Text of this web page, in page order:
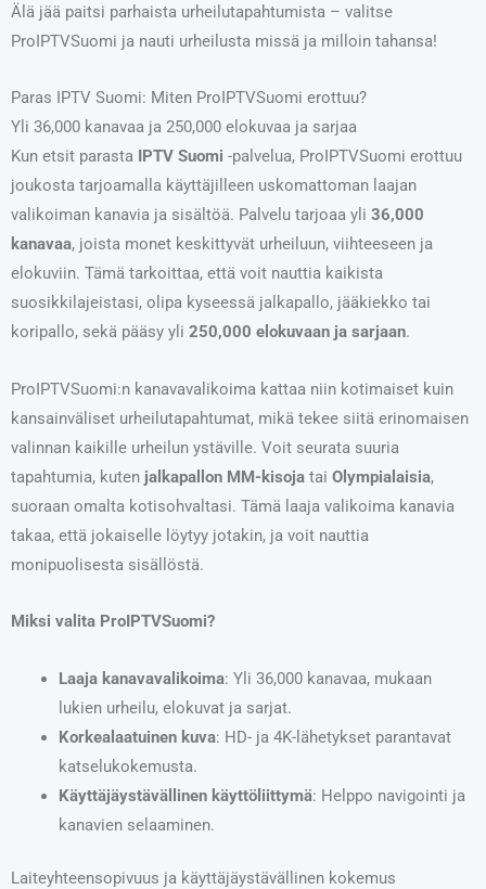
Älä jää paitsi parhaista urheilutapahtumista – valitse
ProIPTVSuomi ja nauti urheilusta missä ja milloin tahansa!
Paras IPTV Suomi: Miten ProIPTVSuomi erottuu?
Yli 36,000 kanavaa ja 250,000 elokuvaa ja sarjaa
Kun etsit parasta IPTV Suomi -palvelua, ProIPTVSuomi erottuu
joukosta tarjoamalla käyttäjilleen uskomattoman laajan
valikoiman kanavia ja sisältöä. Palvelu tarjoaa yli 36,000
kanavaa, joista monet keskittyvät urheiluun, viihteeseen ja
elokuviin. Tämä tarkoittaa, että voit nauttia kaikista
suosikkilajeistasi, olipa kyseessä jalkapallo, jääkiekko tai
koripallo, sekä pääsy yli 250,000 elokuvaan ja sarjaan.
ProIPTVSuomi:n kanavavalikoima kattaa niin kotimaiset kuin
kansainväliset urheilutapahtumat, mikä tekee siitä erinomaisen
valinnan kaikille urheilun ystäville. Voit seurata suuria
tapahtumia, kuten jalkapallon MM-kisoja tai Olympialaisia,
suoraan omalta kotisohvaltasi. Tämä laaja valikoima kanavia
takaa, että jokaiselle löytyy jotakin, ja voit nauttia
monipuolisesta sisällöstä.
Miksi valita ProIPTVSuomi?
Laaja kanavavalikoima: Yli 36,000 kanavaa, mukaan
lukien urheilu, elokuvat ja sarjat.
Korkealaatuinen kuva: HD- ja 4K-lähetykset parantavat
katselukokemusta.
Käyttäjäystävällinen käyttöliittymä: Helppo navigointi ja
kanavien selaaminen.
Laiteyhteensopivuus ja käyttäjäystävällinen kokemus